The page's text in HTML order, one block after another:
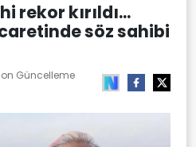
rekor kırıldı...
söz sahibi
Güncelleme